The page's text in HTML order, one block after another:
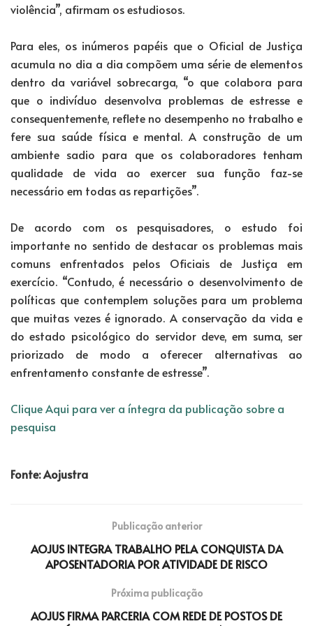
violência”, afirmam os estudiosos.
Para eles, os inúmeros papéis que o Oficial de Justiça
acumula no dia a dia compõem uma série de elementos
dentro da variável sobrecarga, “o que colabora para
que o indivíduo desenvolva problemas de estresse e
consequentemente, reflete no desempenho no trabalho e
fere sua saúde física e mental. A construção de um
ambiente sadio para que os colaboradores tenham
qualidade de vida ao exercer sua função faz-se
necessário em todas as repartições”.
De acordo com os pesquisadores, o estudo foi
importante no sentido de destacar os problemas mais
comuns enfrentados pelos Oficiais de Justiça em
exercício. “Contudo, é necessário o desenvolvimento de
políticas que contemplem soluções para um problema
que muitas vezes é ignorado. A conservação da vida e
do estado psicológico do servidor deve, em suma, ser
priorizado de modo a oferecer alternativas ao
enfrentamento constante de estresse”.
Clique Aqui para ver a íntegra da publicação sobre a
pesquisa
Fonte: Aojustra
Publicação anterior
AOJUS INTEGRA TRABALHO PELA CONQUISTA DA
APOSENTADORIA POR ATIVIDADE DE RISCO
Próxima publicação
AOJUS FIRMA PARCERIA COM REDE DE POSTOS DE